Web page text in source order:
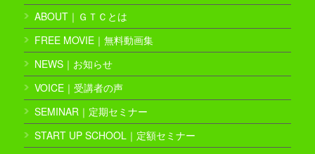
ABOUT｜ＧＴＣとは
FREE MOVIE｜無料動画集
NEWS｜お知らせ
VOICE｜受講者の声
SEMINAR｜定期セミナー
START UP SCHOOL｜定額セミナー